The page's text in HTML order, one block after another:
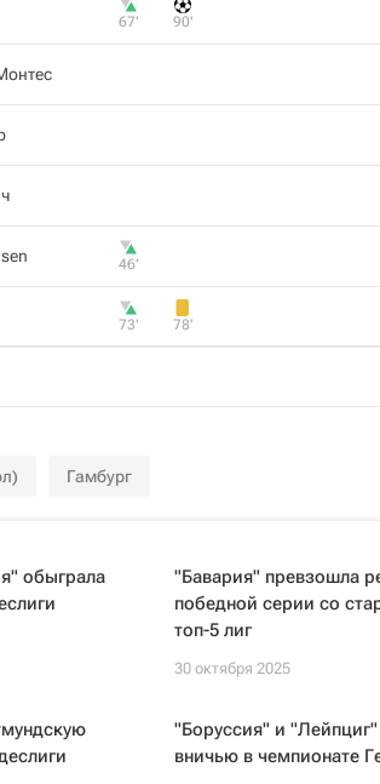
67‎’‎ 90‎’‎
46‎’‎
73‎’‎ 78‎’‎
Гамбург
обыграла
"Бавария" превзошла
победной серии со
топ-5 лиг
30 октября 2025
"Боруссия" и
вничью в чемпионате